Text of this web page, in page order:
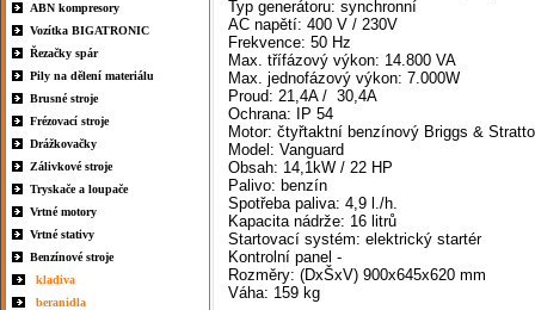
ABN kompresory
Vozítka BIGATRONIC
Řezačky spár
Pily na dělení materiálu
Brusné stroje
Frézovací stroje
Drážkovačky
Zálivkové stroje
Tryskače a loupače
Vrtné motory
Vrtné stativy
Benzínové stroje
kladiva
beranidla
Typ generátoru: synchronní
AC napětí: 400 V / 230V
Frekvence: 50 Hz
Max. třífázový výkon: 14.800 VA
Max. jednofázový výkon: 7.000W
Proud: 21,4A / 30,4A
Ochrana: IP 54
Motor: čtyřtaktní benzínový Briggs &
Model: Vanguard
Obsah: 14,1kW / 22 HP
Palivo: benzín
Spotřeba paliva: 4,9 l./h.
Kapacita nádrže: 16 litrů
Startovací systém: elektrický startér
Kontrolní panel -
Rozměry: (DxŠxV) 900x645x620 mm
Váha: 159 kg